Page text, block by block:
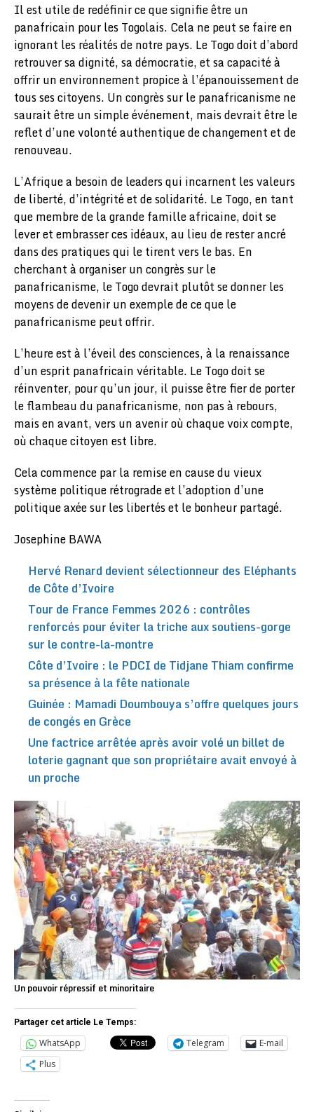
Il est utile de redéfinir ce que signifie être un
panafricain pour les Togolais. Cela ne peut se faire en
ignorant les réalités de notre pays. Le Togo doit d’abord
retrouver sa dignité, sa démocratie, et sa capacité à
offrir un environnement propice à l’épanouissement de
tous ses citoyens. Un congrès sur le panafricanisme ne
saurait être un simple événement, mais devrait être le
reflet d’une volonté authentique de changement et de
renouveau.
L’Afrique a besoin de leaders qui incarnent les valeurs
de liberté, d’intégrité et de solidarité. Le Togo, en tant
que membre de la grande famille africaine, doit se
lever et embrasser ces idéaux, au lieu de rester ancré
dans des pratiques qui le tirent vers le bas. En
cherchant à organiser un congrès sur le
panafricanisme, le Togo devrait plutôt se donner les
moyens de devenir un exemple de ce que le
panafricanisme peut offrir.
L’heure est à l’éveil des consciences, à la renaissance
d’un esprit panafricain véritable. Le Togo doit se
réinventer, pour qu’un jour, il puisse être fier de porter
le flambeau du panafricanisme, non pas à rebours,
mais en avant, vers un avenir où chaque voix compte,
où chaque citoyen est libre.
Cela commence par la remise en cause du vieux
système politique rétrograde et l’adoption d’une
politique axée sur les libertés et le bonheur partagé.
Josephine BAWA
Hervé Renard devient sélectionneur des Eléphants
de Côte d’Ivoire
Tour de France Femmes 2026 : contrôles
renforcés pour éviter la triche aux soutiens-gorge
sur le contre-la-montre
Côte d’Ivoire : le PDCI de Tidjane Thiam confirme
sa présence à la fête nationale
Guinée : Mamadi Doumbouya s’offre quelques jours
de congés en Grèce
Une factrice arrêtée après avoir volé un billet de
loterie gagnant que son propriétaire avait envoyé à
un proche
Un pouvoir répressif et minoritaire
Partager cet article Le Temps:
WhatsApp Telegram
E-mail
Plus